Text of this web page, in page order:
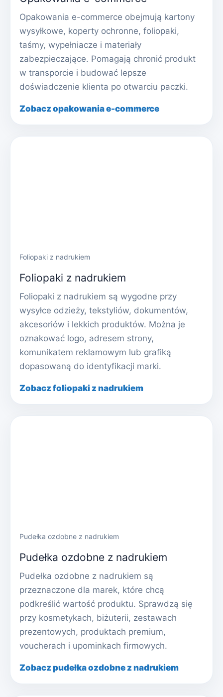
Opakowania e-commerce obejmują kartony
wysyłkowe, koperty ochronne, foliopaki,
taśmy, wypełniacze i materiały
zabezpieczające. Pomagają chronić produkt
w transporcie i budować lepsze
doświadczenie klienta po otwarciu paczki.
Zobacz opakowania e-commerce
Foliopaki z nadrukiem
Foliopaki z nadrukiem
Foliopaki z nadrukiem są wygodne przy
wysyłce odzieży, tekstyliów, dokumentów,
akcesoriów i lekkich produktów. Można je
oznakować logo, adresem strony,
komunikatem reklamowym lub grafiką
dopasowaną do identyfikacji marki.
Zobacz foliopaki z nadrukiem
Pudełka ozdobne z nadrukiem
Pudełka ozdobne z nadrukiem
Pudełka ozdobne z nadrukiem są
przeznaczone dla marek, które chcą
podkreślić wartość produktu. Sprawdzą się
przy kosmetykach, biżuterii, zestawach
prezentowych, produktach premium,
voucherach i upominkach firmowych.
Zobacz pudełka ozdobne z nadrukiem